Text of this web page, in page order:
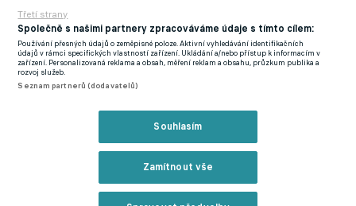
Podmínky užití
Zásady ochrany osobních údajů
GDPR a žurnalistika
Třetí strany
Společně s našimi partnery zpracováváme údaje s tímto cílem:
Používání přesných údajů o zeměpisné poloze. Aktivní vyhledávání identifikačních
údajů v rámci specifických vlastností zařízení. Ukládání a/nebo přístup k informacím v
zařízení. Personalizovaná reklama a obsah, měření reklam a obsahu, průzkum publika a
rozvoj služeb.
Seznam partnerů (dodavatelů)
Souhlasím
Zamítnout vše